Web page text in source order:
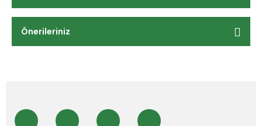
Önerileriniz